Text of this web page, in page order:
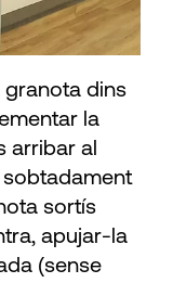
granota dins
la
arribar al
sobtadament
sortís
apujar-la
(sense